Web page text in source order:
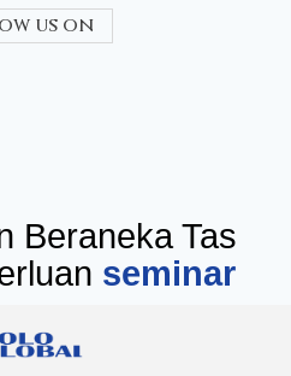
us on
Beraneka Tas
diklat